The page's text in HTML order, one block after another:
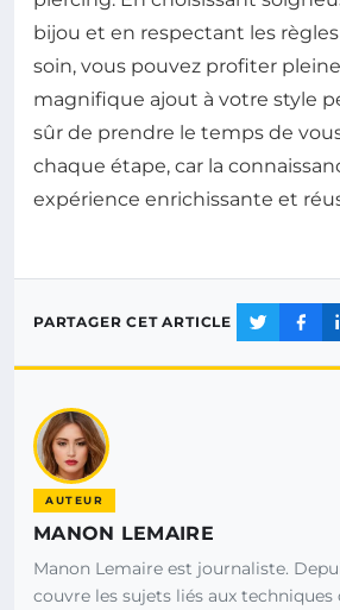
bijou et en respectant les
soin, vous pouvez profiter
magnifique ajout à votre style
sûr de prendre le temps de
chaque étape, car la
expérience enrichissante et
PARTAGER CET ARTICLE
AUTEUR
MANON LEMAIRE
Manon Lemaire est journaliste.
couvre les sujets liés aux techniques